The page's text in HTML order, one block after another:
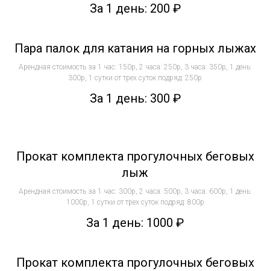
За 1 день: 200 ₽
Пара палок для катания на горных лыжах
Арендная стоимость за 1 час: 150р, 2 часа: 250р, 3 часа: 350р, 1 день:
300р, 1 сутки от трех суток подряд: 250р
За 1 день: 300 ₽
Прокат комплекта прогулочных беговых
лыж
Арендная стоимость за 1 час: 300р, 2 часа: 500р, 3 часа: 600р, 1 день:
1000р, 1 сутки от трех суток подряд: 800р
За 1 день: 1000 ₽
Прокат комплекта прогулочных беговых